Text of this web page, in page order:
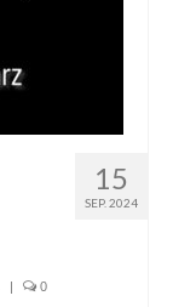
15
SEP. 2024
| 0